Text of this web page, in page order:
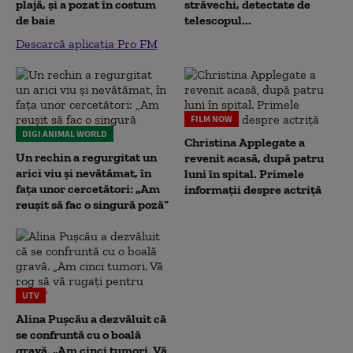
plajă, și a pozat în costum
de baie
Descarcă aplicația Pro FM
străvechi, detectate de
telescopul...
DIGI ANIMAL WORLD
Un rechin a regurgitat un
arici viu și nevătămat, în
fața unor cercetători: „Am
reușit să fac o singură poză”
FILM NOW
Christina Applegate a
revenit acasă, după patru
luni în spital. Primele
informații despre actriță
UTV
Alina Pușcău a dezvăluit că
se confruntă cu o boală